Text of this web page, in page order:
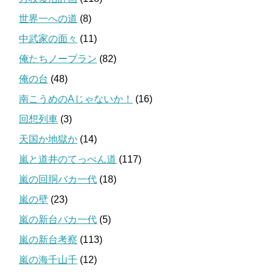
世界一への道 (8)
中武家の面々 (11)
俺たちノープラン (82)
俺の台 (48)
南こうめのAじゃないか！
(16)
回想列車 (3)
天国か地獄か (14)
嵐と道井のてっぺん道 (117)
嵐の回胴バカ一代 (18)
嵐の壁 (23)
嵐の新台バカ一代 (5)
嵐の新台考察 (113)
嵐の海千山千 (12)